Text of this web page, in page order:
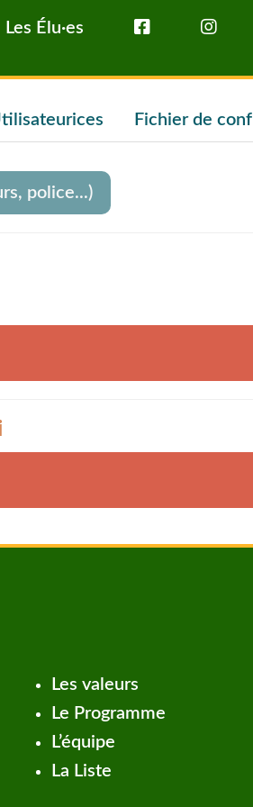
Les Élu·es
Fichier de conf
police...)
Les valeurs
Le Programme
L’équipe
La Liste